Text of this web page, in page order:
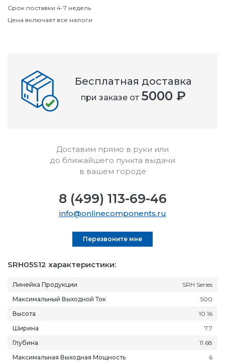
Срок поставки 4-7 недель
Цена включает все налоги
SRH05S12 характеристики:
Линейка Продукции
SRH Series
Максимальный Выходной Ток
500
Высота
10.16
Ширина
7.7
Глубина
11.68
Максимальная Выходная Мощность
6
Бесплатная доставка
при заказе от 5000 ₽
Доставим прямо в руки или
до ближайшего пункта выдачи
в вашем городе
8 (499) 113-69-46
info@onlinecomponents.ru
Перезвоните мне